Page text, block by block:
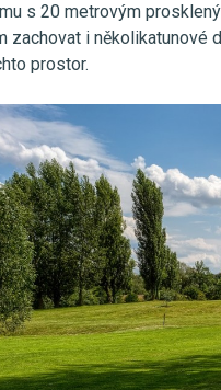
s 20 metrovým
zachovat i několikatunové
prostor.